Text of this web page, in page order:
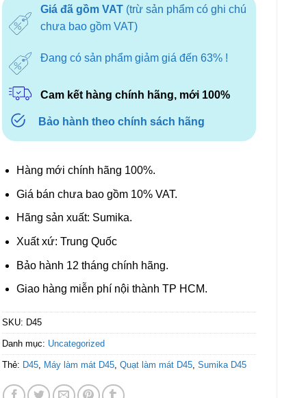
Giá đã gồm VAT(trừ sản phẩm có ghi chú
chưa bao gồm VAT)
Đang có sản phẩm giảm giá đến 63% !
Cam kết hàng chính hãng, mới 100%
Bảo hành theo chính sách hãng
Hàng mới chính hãng 100%.
Giá bán chưa bao gồm 10% VAT.
Hãng sản xuất: Sumika.
Xuất xứ: Trung Quốc
Bảo hành 12 tháng chính hãng.
Giao hàng miễn phí nội thành TP HCM.
SKU: D45
Danh mục: Uncategorized
Thẻ: D45, Máy làm mát D45, Quạt làm mát D45, Sumika D45